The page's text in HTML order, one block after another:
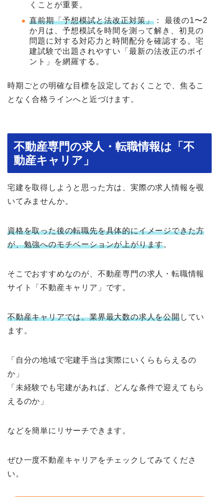
くことが重要。
直前期「予想模試と法改正対策」 ： 最後の1〜2
か月は、予想模試を時間を測って解き、初見の
問題に対する対応力と時間配分を確認する。宅
建試験で出題されやすい「最新の法改正のポイ
ント」を網羅する。
時期ごとの明確な目標を設定しておくことで、焦るこ
となく合格ラインへと近づけます。
不動産専門の求人・転職情報は「不
動産キャリア」
宅建を取得しようと思った方は、実際の求人情報を覗
いてみませんか。
資格を取った後の転職先を具体的にイメージできた方
が、勉強へのモチベーションが上がります。
そこでおすすめなのが、不動産専門の求人・転職情報
サイト「不動産キャリア」です。
不動産キャリアでは、業界最大数の求人を公開してい
ます。
「自分の地域で宅建手当は実際にいくらもらえるの
か」
「未経験でも宅建があれば、どんな条件で迎えてもら
えるのか」
などを簡単にリサーチできます。
ぜひ一度不動産キャリアをチェックしてみてくださ
い。